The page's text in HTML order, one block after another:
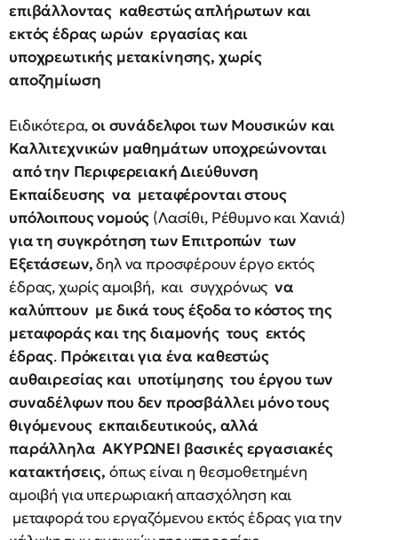
επιβάλλοντας καθεστώς απλήρωτων και
εκτός έδρας ωρών εργασίας και
υποχρεωτικής μετακίνησης, χωρίς
αποζημίωση
Ειδικότερα,οι συνάδελφοι των Μουσικών και
Καλλιτεχνικών μαθημάτων υποχρεώνονται
από την Περιφερειακή Διεύθυνση
Εκπαίδευσης να μεταφέρονται στους
υπόλοιπους νομούς (Λασίθι, Ρέθυμνο και Χανιά)
για τη συγκρότηση των Επιτροπών των
Εξετάσεων,δηλ να προσφέρουν έργο εκτός
έδρας, χωρίς αμοιβή, και συγχρόνως να
καλύπτουν με δικά τους έξοδα το κόστος της
μεταφοράς και της διαμονής τους εκτός
έδρας. Πρόκειται για ένα καθεστώς
αυθαιρεσίας και υποτίμησης του έργου των
συναδέλφωνπου δεν προσβάλλει μόνο τους
θιγόμενους εκπαιδευτικούς, αλλά
παράλληλα ΑΚΥΡΩΝΕΙ βασικές εργασιακές
κατακτήσεις, όπως είναι η θεσμοθετημένη
αμοιβή για υπερωριακή απασχόληση και
μεταφορά του εργαζόμενου εκτός έδρας για την